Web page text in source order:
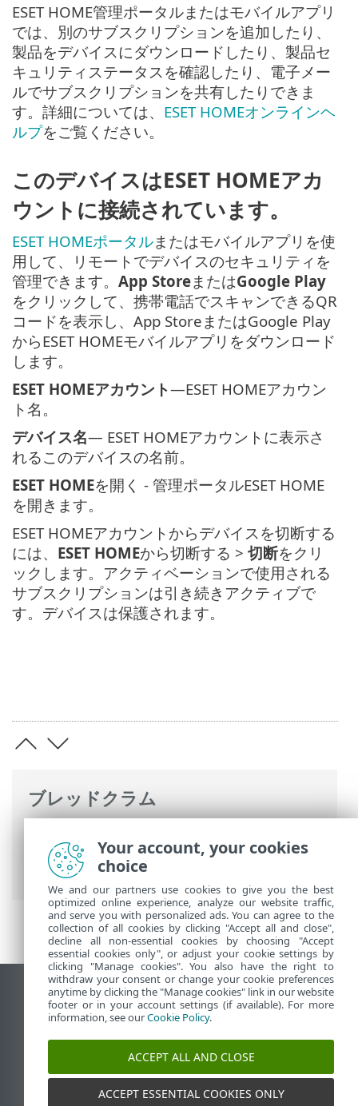
ブレッドクラム
Business Security>ESET Small Business
Securityの操作> ESET HOMEアカウント
ESET HOME管理ポータルまたはモバイルアプリ
では、別のサブスクリプションを追加したり、
製品をデバイスにダウンロードしたり、製品セ
キュリティステータスを確認したり、電子メー
ルでサブスクリプションを共有したりできま
す。詳細については、 ESET HOMEオンラインヘ
ルプをご覧ください。
このデバイスはESET HOMEアカ
ウントに接続されています。
ESET HOMEポータルまたはモバイルアプリを使
用して、リモートでデバイスのセキュリティを
管理できます。 App StoreまたはGoogle Play
をクリックして、携帯電話でスキャンできるQR
コードを表示し、App StoreまたはGoogle Play
からESET HOMEモバイルアプリをダウンロード
します。
ESET HOMEアカウント—ESET HOMEアカウン
ト名。
デバイス名— ESET HOMEアカウントに表示さ
れるこのデバイスの名前。
ESET HOMEを開く - 管理ポータルESET HOME
を開きます。
ESET HOMEアカウントからデバイスを切断する
には、 ESET HOMEから切断する > 切断をクリ
ックします。アクティベーションで使用される
サブスクリプションは引き続きアクティブで
す。デバイスは保護されます。
デスクトップサイトの表示
End of Life
ESETナレッジベース
ESETフォーラム
ESET Status Portal
Your account, your cookies
choice
We and our partners use cookies to give you the best
optimized online experience, analyze our website traffic,
and serve you with personalized ads. You can agree to the
collection of all cookies by clicking "Accept all and close",
decline all non-essential cookies by choosing "Accept
essential cookies only", or adjust your cookie settings by
clicking "Manage cookies". You also have the right to
withdraw your consent or change your cookie preferences
anytime by clicking the "Manage cookies" link in our website
footer or in your account settings (if available). For more
information, see ourCookie Policy.
ACCEPT ALL AND CLOSE
ACCEPT ESSENTIAL COOKIES ONLY